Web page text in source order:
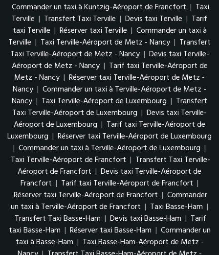
Commander un taxi à Kuntzig-Aéroport de Francfort | Taxi
Terville | Transfert Taxi Terville | Devis taxi Terville | Tarif
taxi Terville | Réserver taxi Terville | Commander un taxi à
Terville | Taxi Terville-Aéroport de Metz - Nancy | Transfert
Taxi Terville-Aéroport de Metz - Nancy | Devis taxi Terville-
Aéroport de Metz - Nancy | Tarif taxi Terville-Aéroport de
Metz - Nancy | Réserver taxi Terville-Aéroport de Metz -
Nancy | Commander un taxi à Terville-Aéroport de Metz -
Nancy | Taxi Terville-Aéroport de Luxembourg | Transfert
Taxi Terville-Aéroport de Luxembourg | Devis taxi Terville-
Aéroport de Luxembourg | Tarif taxi Terville-Aéroport de
Luxembourg | Réserver taxi Terville-Aéroport de Luxembourg
| Commander un taxi à Terville-Aéroport de Luxembourg |
Taxi Terville-Aéroport de Francfort | Transfert Taxi Terville-
Aéroport de Francfort | Devis taxi Terville-Aéroport de
Francfort | Tarif taxi Terville-Aéroport de Francfort |
Réserver taxi Terville-Aéroport de Francfort | Commander
un taxi à Terville-Aéroport de Francfort | Taxi Basse-Ham |
Transfert Taxi Basse-Ham | Devis taxi Basse-Ham | Tarif
taxi Basse-Ham | Réserver taxi Basse-Ham | Commander un
taxi à Basse-Ham | Taxi Basse-Ham-Aéroport de Metz -